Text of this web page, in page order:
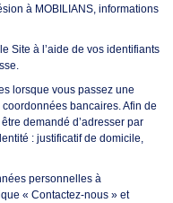
à MOBILIANS, informations
Site à l’aide de vos identifiants
lorsque vous passez une
bancaires. Afin de
demandé d’adresser par
: justificatif de domicile,
personnelles à
« Contactez-nous » et